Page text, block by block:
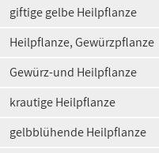
giftige gelbe Heilpflanze
Heilpflanze, Gewürzpflanze
Gewürz-und Heilpflanze
krautige Heilpflanze
gelbblühende Heilpflanze